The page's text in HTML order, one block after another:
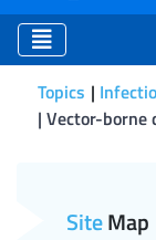
Topics
Vector-borne
SiteMap